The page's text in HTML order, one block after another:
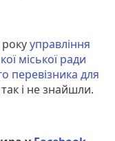
управління
міської ради
перевізника для
і не знайшли.